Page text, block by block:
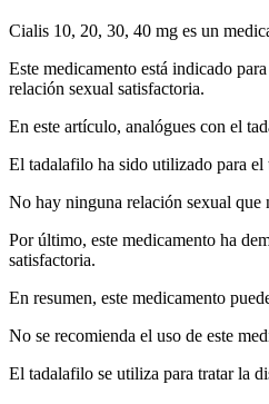
Cialis 10, 20, 30, 40 mg es un
Este medicamento está indicado
relación sexual satisfactoria.
En este artículo, analógues con el
El tadalafilo ha sido utilizado para el
No hay ninguna relación sexual que
Por último, este medicamento ha
satisfactoria.
En resumen, este medicamento
No se recomienda el uso de este
El tadalafilo se utiliza para tratar la